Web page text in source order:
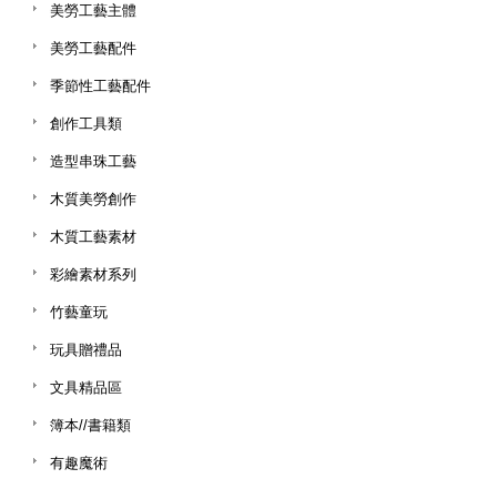
美勞工藝主體
美勞工藝配件
季節性工藝配件
創作工具類
造型串珠工藝
木質美勞創作
木質工藝素材
彩繪素材系列
竹藝童玩
玩具贈禮品
文具精品區
簿本//書籍類
有趣魔術